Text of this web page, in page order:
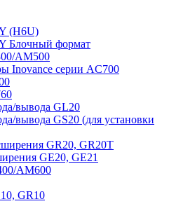
(H6U)
Блочный формат
AM500
Inovance серии AC700
вывода GL20
вывода GS20 (для установки
GR20, GR20T
GE20, GE21
AM600
GR10